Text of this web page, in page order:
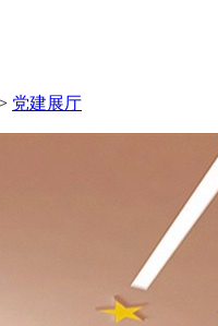
党建展厅